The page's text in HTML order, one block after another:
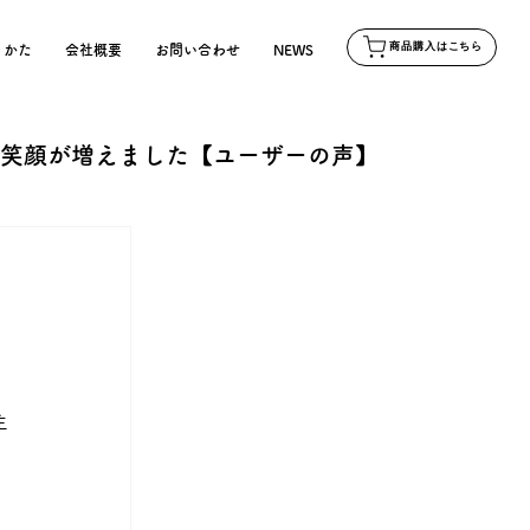
かた 会社概要 お問い合わせ NEWS 商品購入はこちら
顔が増えました【ユーザーの声】